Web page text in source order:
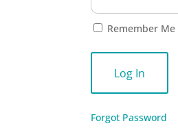
Remember Me
Forgot Password